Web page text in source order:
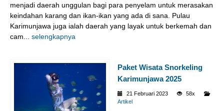
menjadi daerah unggulan bagi para penyelam untuk merasakan
keindahan karang dan ikan-ikan yang ada di sana. Pulau
Karimunjawa juga ialah daerah yang layak untuk berkemah dan
cam... selengkapnya
Paket Wisata Snorkeling
Karimunjawa 2025
21 Februari 2023
58x
Artikel